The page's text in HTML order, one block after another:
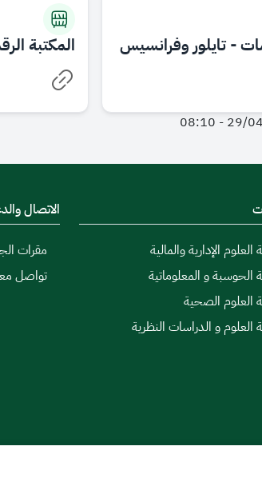
- تايلور وفرانسيس المكتبة
العلوم الإدارية والمالية
الحوسبة و المعلوماتية
العلوم الصحية
العلوم و الدراسات النظرية
الاتصال
مقرات
تواصل